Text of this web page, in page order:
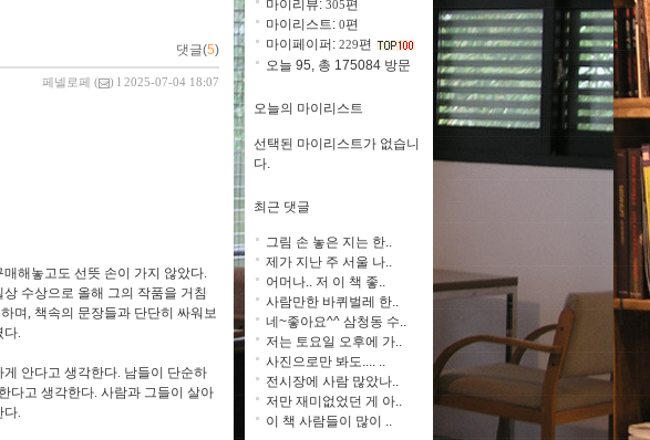
댓글(5)
페넬로페 ( ) l 2025-07-04 18:07
해놓고도 선뜻 손이 가지 않았다.
상 수상으로 올해 그의 작품을 거침
며, 책속의 문장들과 단단히 싸워보
다.
게 안다고 생각한다. 남들이 단순하
다고 생각한다. 사람과 그들이 살아
다.
마이리뷰: 305편
마이리스트: 0편
마이페이퍼: 229편
오늘 95, 총 175084 방문
오늘의 마이리스트
선택된 마이리스트가 없습니
다.
최근 댓글
그림 손 놓은 지는 한..
제가 지난 주 서울 나..
어머나.. 저 이 책 좋..
사람만한 바퀴벌레 한..
네~좋아요^^ 삼청동 수..
저는 토요일 오후에 가..
사진으로만 봐도.... ..
전시장에 사람 많았나..
저만 재미없었던 게 아..
이 책 사람들이 많이 ..